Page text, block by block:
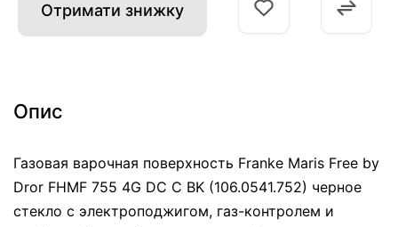
Отримати знижку
Опис
Газовая варочная поверхность Franke Maris Free by
Dror FHMF 755 4G DC C BK (106.0541.752) черное
стекло с электроподжигом, газ-контролем и